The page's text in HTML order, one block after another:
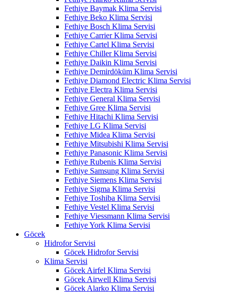
Fethiye Baymak Klima Servisi
Fethiye Beko Klima Servisi
Fethiye Bosch Klima Servisi
Fethiye Carrier Klima Servisi
Fethiye Cartel Klima Servisi
Fethiye Chiller Klima Servisi
Fethiye Daikin Klima Servisi
Fethiye Demirdöküm Klima Servisi
Fethiye Diamond Electric Klima Servisi
Fethiye Electra Klima Servisi
Fethiye General Klima Servisi
Fethiye Gree Klima Servisi
Fethiye Hitachi Klima Servisi
Fethiye LG Klima Servisi
Fethiye Midea Klima Servisi
Fethiye Mitsubishi Klima Servisi
Fethiye Panasonic Klima Servisi
Fethiye Rubenis Klima Servisi
Fethiye Samsung Klima Servisi
Fethiye Siemens Klima Servisi
Fethiye Sigma Klima Servisi
Fethiye Toshiba Klima Servisi
Fethiye Vestel Klima Servisi
Fethiye Viessmann Klima Servisi
Fethiye York Klima Servisi
Göcek
Hidrofor Servisi
Göcek Hidrofor Servisi
Klima Servisi
Göcek Airfel Klima Servisi
Göcek Airwell Klima Servisi
Göcek Alarko Klima Servisi